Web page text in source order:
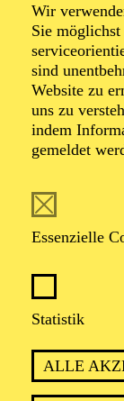
Wir
Sie
sind
Website zu
uns zu
indem
gemeldet
Essenzielle
Statistik
ALLE
Mozart in Bad
dem Grand
Beeskow
2024/2025
am
„Ein
Tito“,
„Xerxes“,
übernimmt sie
FOLGE